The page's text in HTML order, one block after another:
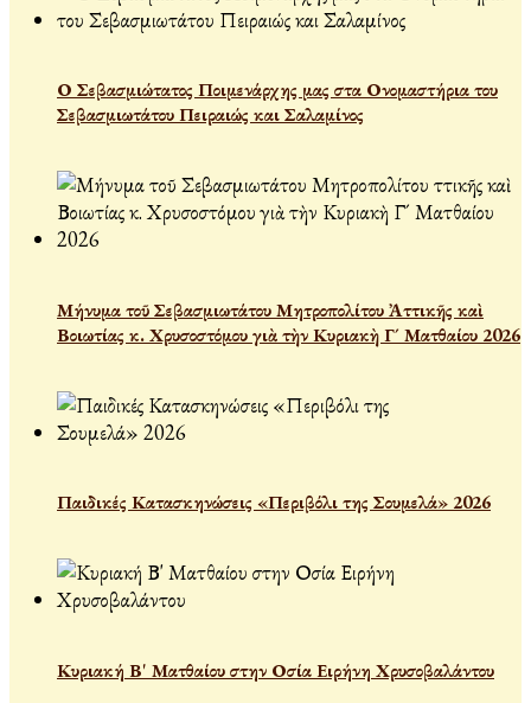
Ο Σεβασμιώτατος Ποιμενάρχης μας στα Ονομαστήρια του
Σεβασμιωτάτου Πειραιώς και Σαλαμίνος
Μήνυμα τοῦ Σεβασμιωτάτου Μητροπολίτου Ἀττικῆς καὶ
Βοιωτίας κ. Χρυσοστόμου γιὰ τὴν Κυριακὴ Γ´ Ματθαίου 2026
Παιδικές Κατασκηνώσεις «Περιβόλι της Σουμελά» 2026
Κυριακή Β' Ματθαίου στην Οσία Ειρήνη Χρυσοβαλάντου